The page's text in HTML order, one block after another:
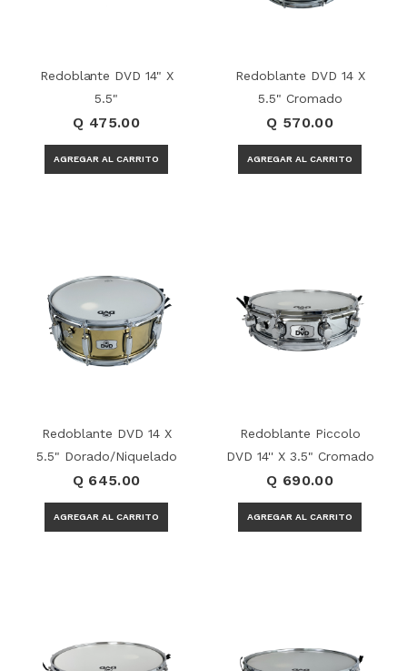
Redoblante DVD 14" X
5.5"
Q 475.00
Redoblante DVD 14 X
5.5" Cromado
Q 570.00
Redoblante DVD 14 X
5.5" Dorado/Niquelado
Q 645.00
Redoblante Piccolo
DVD 14'' X 3.5" Cromado
Q 690.00